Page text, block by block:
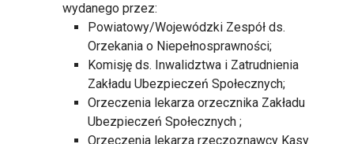
wydanego przez:
Powiatowy/Wojewódzki Zespół ds.
Orzekania o Niepełnosprawności;
Komisję ds. Inwalidztwa i Zatrudnienia
Zakładu Ubezpieczeń Społecznych;
Orzeczenia lekarza orzecznika Zakładu
Ubezpieczeń Społecznych ;
Orzeczenia lekarza rzeczoznawcy Kasy